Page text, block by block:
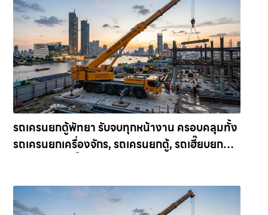
รถเครนยกตู้พัทยา รับจบทุกหน้างาน ครอบคลุมทั้ง
รถเครนยกเครื่องจักร, รถเครนยกตู้, รถเฮี๊ยบยก